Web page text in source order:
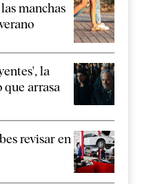
manchas
la
que arrasa
revisar en